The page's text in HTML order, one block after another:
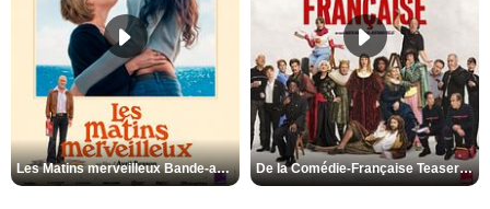
Les Matins merveilleux Bande-annonce VF De la Comédie-Française Teaser VF